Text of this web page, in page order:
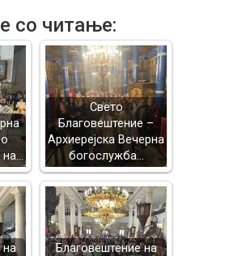
со читање:
на…
Свето
Благовештение –
Архиерејска Вечерна
богослужба…
на
Благовештение на